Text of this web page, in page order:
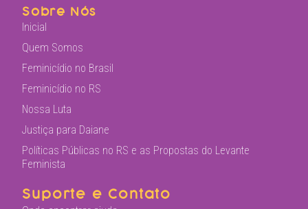
Sobre Nós
Inicial
Quem Somos
Feminicídio no Brasil
Feminicídio no RS
Nossa Luta
Justiça para Daiane
Políticas Públicas no RS e as Propostas do Levante
Feminista
Suporte e Contato